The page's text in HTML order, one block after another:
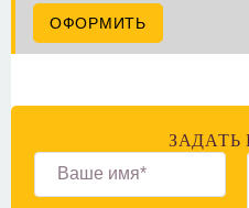
ОФОРМИТЬ
ЗАДАТЬ